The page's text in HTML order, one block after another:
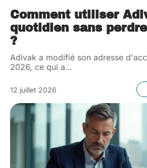
Comment utiliser
quotidien sans
?
Adivak a modifié son adresse
2026, ce qui a…
12 juillet 2026